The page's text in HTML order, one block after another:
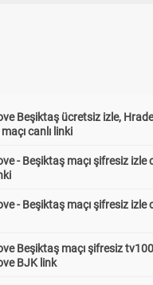
Beşiktaş ücretsiz izle,
canlı linki
- Beşiktaş maçı şifresiz izle
- Beşiktaş maçı şifresiz izle
Beşiktaş maçı şifresiz
BJK link